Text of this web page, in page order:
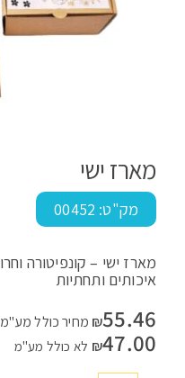
מארז ישי
מק"ט: 00452
איכותים ותחתיות
₪55.46
מחיר כולל מע"מ
₪47.00 לא כולל מע"מ